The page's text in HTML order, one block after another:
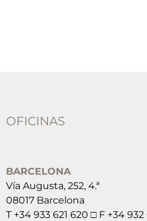
OFICINAS
BARCELONA
Vía Augusta, 252, 4.ª
08017 Barcelona
T +34 933 621 620 □ F +34